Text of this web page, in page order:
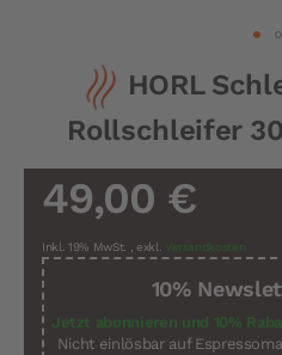
Bildergalerie
HORL
Rollschleifer
49,00 €
Inkl. 19% MwSt. , exkl. Versandkosten
10%
Jetzt abonnieren und 10%
Nicht einlösbar auf